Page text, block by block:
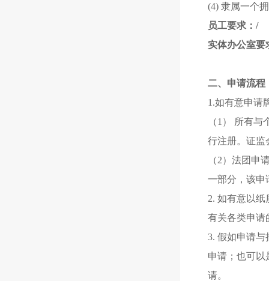
(4) 隶属一个
员工要求：/
实体办公室要
二、申请流程
1.如有意申请
（1） 所有
行注册。证监
（2）法团申
一部分，该申
2. 如有意以
有关各类申请
3. 假如申请
申请；也可以
请。